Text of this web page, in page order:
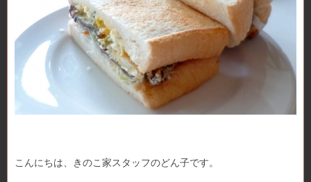
こんにちは、きのこ家スタッフのどん子です。